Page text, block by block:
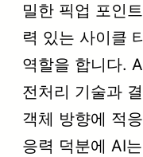
밀한 픽업 포인
력 있는 사이클
역할을 합니다.
전처리 기술과
객체 방향에 적
응력 덕분에 AI